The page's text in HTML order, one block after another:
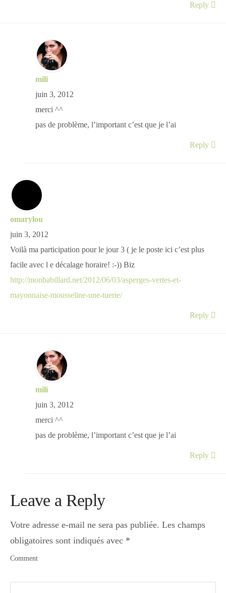
Reply
mili
juin 3, 2012
merci ^^
pas de problème, l’important c’est que je l’ai
Reply
omarylou
juin 3, 2012
Voilà ma participation pour le jour 3 ( je le poste ici c’est plus
facile avec l e décalage horaire! :-)) Biz
http://monbabillard.net/2012/06/03/asperges-vertes-et-
mayonnaise-mousseline-une-tuerie/
Reply
mili
juin 3, 2012
merci ^^
pas de problème, l’important c’est que je l’ai
Reply
Leave a Reply
Votre adresse e-mail ne sera pas publiée. Les champs
obligatoires sont indiqués avec *
Comment